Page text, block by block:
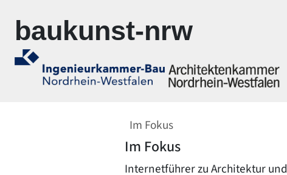
baukunst-nrw
Im Fokus
Im Fokus
Internetführer zu Architektur und